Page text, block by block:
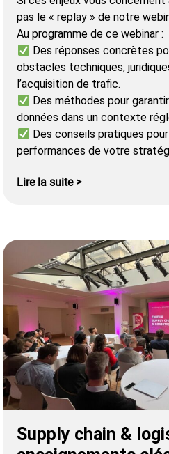
pas le « replay » de notre
Au programme de ce webinar :
Des réponses concrètes
obstacles techniques,
l’acquisition de trafic.
Des méthodes pour
données dans un contexte
Des conseils pratiques
performances de votre
Lire la suite >
Supply chain &